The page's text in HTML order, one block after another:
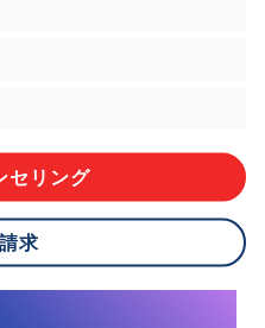
v.co.jp
されるかどうかは任意による
報とその利用について
マネジメント・プラットフォ
ウェブの閲覧機歴及びその分
セリング
求